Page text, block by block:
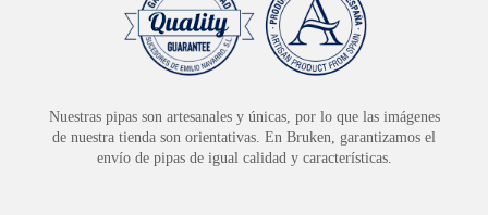
Nuestras pipas son artesanales y únicas, por lo que las imágenes
de nuestra tienda son orientativas. En Bruken, garantizamos el
envío de pipas de igual calidad y características.